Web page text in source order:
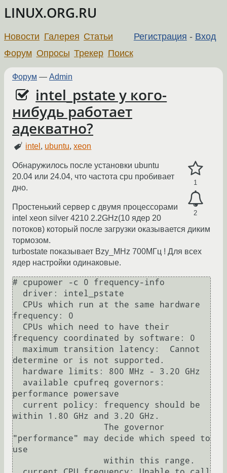
LINUX.ORG.RU
Регистрация - Вход
Новости Галерея Статьи
Форум Опросы Трекер Поиск
Форум — Admin
intel_pstate у кого-
нибудь работает
адекватно?
intel , ubuntu,xeon
1
2
Обнаружилось после установки ubuntu
20.04 или 24.04, что частота cpu пробивает
дно.
Простенький сервер с двумя процессорами
intel xeon silver 4210 2.2GHz(10 ядер 20
потоков) который после загрузки оказывается диким
тормозом.
turbostate показывает Bzy_MHz 700МГц ! Для всех
ядер настройки одинаковые.
# cpupower -c 0 frequency-info
frequency: 0
frequency coordinated by software: 0
determine or is not supported.
performance powersave
within 1.80 GHz and 3.20 GHz.
"performance" may decide which speed to
use